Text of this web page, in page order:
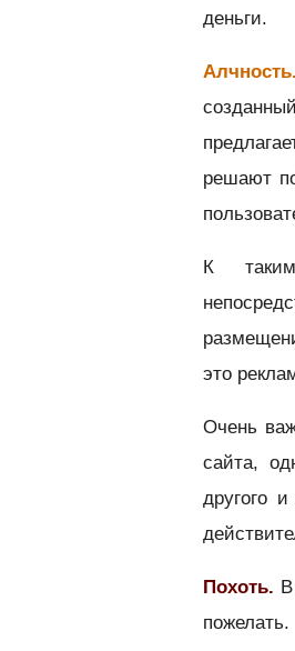
деньги.
Алчность.
решают
К
это
Очень
сайта,
другого
Похоть.